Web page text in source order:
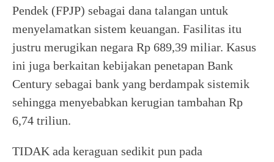
Pendek (FPJP) sebagai dana talangan untuk
menyelamatkan sistem keuangan. Fasilitas itu
justru merugikan negara Rp 689,39 miliar. Kasus
ini juga berkaitan kebijakan penetapan Bank
Century sebagai bank yang berdampak sistemik
sehingga menyebabkan kerugian tambahan Rp
6,74 triliun.
TIDAK ada keraguan sedikit pun pada